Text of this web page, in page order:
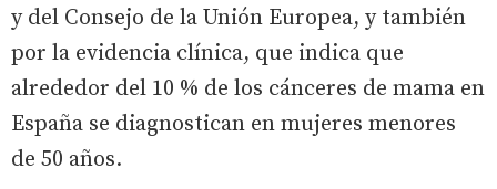
y del Consejo de la Unión Europea, y también
por la evidencia clínica, que indica que
alrededor del 10 % de los cánceres de mama en
España se diagnostican en mujeres menores
de 50 años.